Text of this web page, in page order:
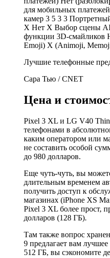
Лучшие телефонные
Сара Тью / CNET
Цена и
Pixel 3 XL и LG V40
телефонами в
каким оператором или
не составить особой
до 980 долларов.
Еще чуть-чуть, вы
длительным временем
получить доступ к
магазинах (iPhone XS
Pixel 3 XL более прост,
долларов (128 ГБ).
Там также вопрос
9 предлагает вам
512 ГБ, вы сэкономите